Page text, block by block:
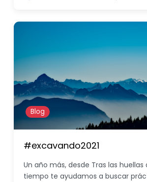
Blog
#excavando2021
Un año más, desde Tras las huellas
tiempo te ayudamos a buscar